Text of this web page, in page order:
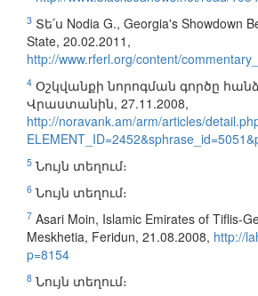
3 Տե՛ս Nodia G., Georgia's Showdown
State, 20.02.2011,
http://www.rferl.org/content/
4 Օշկվանքի նորոգման գործը
Վրաստանին, 27.11.2008,
http://noravank.am/arm/articles/
5 Նույն տեղում։
6 Նույն տեղում։
7 Asari Moin, Islamic Emirates of Tiflis-
Meskhetia, Feridun, 21.08.2008, http://
p=8154
8 Նույն տեղում։